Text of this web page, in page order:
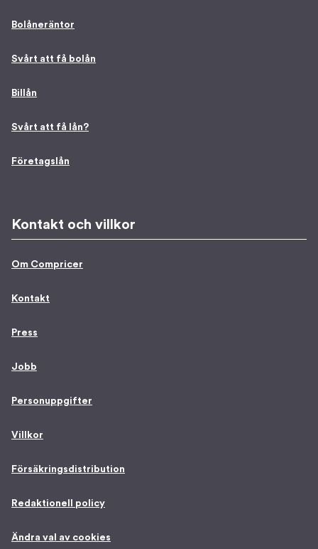
Bolåneräntor
Svårt att få bolån
Billån
Svårt att få lån?
Företagslån
Kontakt och villkor
Om Compricer
Kontakt
Press
Jobb
Personuppgifter
Villkor
Försäkringsdistribution
Redaktionell policy
Ändra val av cookies